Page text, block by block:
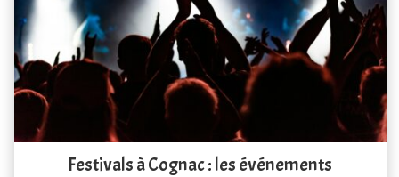
Festivals à Cognac : les événements